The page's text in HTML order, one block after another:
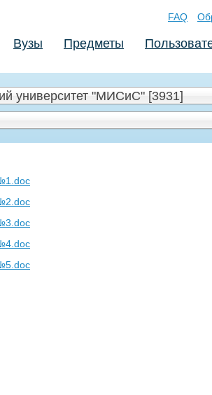
FAQ
Вузы Предметы
университет "МИСиС" [3931]